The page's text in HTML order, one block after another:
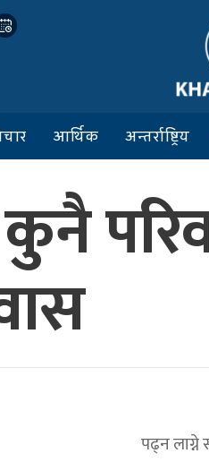
आर्थिक अन्तर्राष्ट्रिय
कुनै
पढ्न लाग्ने